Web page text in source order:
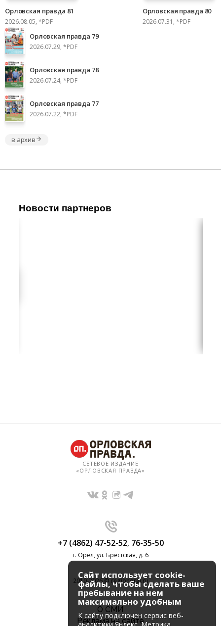
Орловская правда 81
2026.08.05, *PDF
Орловская правда 80
2026.07.31, *PDF
Орловская правда 79
2026.07.29, *PDF
Орловская правда 78
2026.07.24, *PDF
Орловская правда 77
2026.07.22, *PDF
в архив
Новости партнеров
СЕТЕВОЕ ИЗДАНИЕ
«ОРЛОВСКАЯ ПРАВДА»
+7 (4862) 47-52-52, 76-35-50
г. Орёл, ул. Брестская, д. 6
2010-2026 © regionorel.ru
О СМИ
Реклама на сайте
Сайт использует cookie-
файлы, чтобы сделать ваше
пребывание на нем
максимально удобным
К cайту подключен сервис веб-